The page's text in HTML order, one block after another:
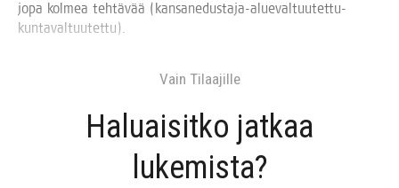
jopa kol­mea teh­tä­vää (kan­san­edus­ta­ja-alue­val­tuu­tet­tu-
kun­ta­val­tuu­tet­tu).
Vain Tilaa­jil­le
Haluai­sit­ko jat­kaa
lukemista?